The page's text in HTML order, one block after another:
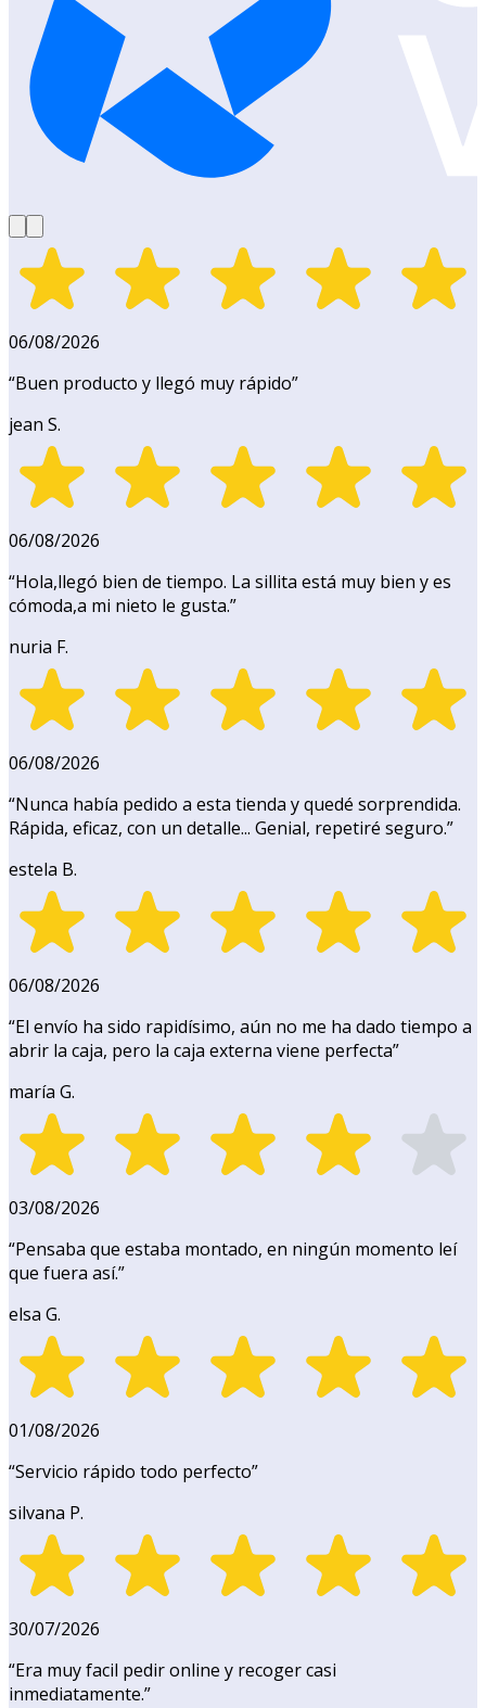
06/08/2026
“Buen producto y llegó muy rápido”
jean S.
06/08/2026
“Hola,llegó bien de tiempo. La sillita está muy bien y es
cómoda,a mi nieto le gusta.”
nuria F.
06/08/2026
“Nunca había pedido a esta tienda y quedé sorprendida.
Rápida, eficaz, con un detalle... Genial, repetiré seguro.”
estela B.
06/08/2026
“El envío ha sido rapidísimo, aún no me ha dado tiempo a
abrir la caja, pero la caja externa viene perfecta”
maría G.
03/08/2026
“Pensaba que estaba montado, en ningún momento leí
que fuera así.”
elsa G.
01/08/2026
“Servicio rápido todo perfecto”
silvana P.
30/07/2026
“Era muy facil pedir online y recoger casi
inmediatamente.”